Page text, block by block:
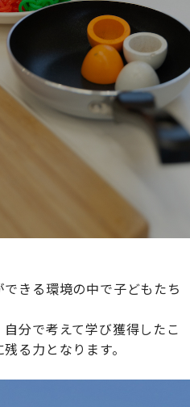
きる環境の中で子どもたち
分で考えて学び獲得したこ
る力となります。